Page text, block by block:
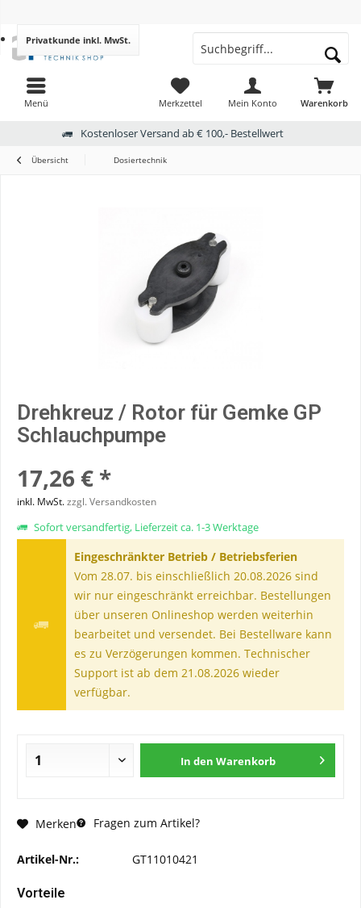
Menü Warenkorb
Merkzettel
Privatkunde inkl. MwSt.
Mein Konto
Kostenloser Versand ab € 100,- Bestellwert
Übersicht Dosiertechnik
Drehkreuz / Rotor für Gemke GP
Schlauchpumpe
17,26 € *
inkl. MwSt.zzgl. Versandkosten
Sofort versandfertig, Lieferzeit ca. 1-3 Werktage
Eingeschränkter Betrieb / Betriebsferien
Vom 28.07. bis einschließlich 20.08.2026 sind
wir nur eingeschränkt erreichbar. Bestellungen
über unseren Onlineshop werden weiterhin
bearbeitet und versendet. Bei Bestellware kann
es zu Verzögerungen kommen. Technischer
Support ist ab dem 21.08.2026 wieder
verfügbar.
In den Warenkorb
Merken Fragen zum Artikel?
Artikel-Nr.: GT11010421
Vorteile